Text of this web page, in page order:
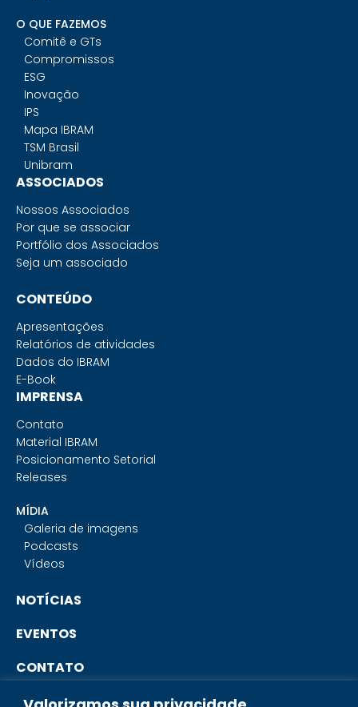
O QUE FAZEMOS
Comitê e GTs
Compromissos
ESG
Inovação
IPS
Mapa IBRAM
TSM Brasil
Unibram
ASSOCIADOS
Nossos Associados
Por que se associar
Portfólio dos Associados
Seja um associado
CONTEÚDO
Apresentações
Relatórios de atividades
Dados do IBRAM
E-Book
IMPRENSA
Contato
Material IBRAM
Posicionamento Setorial
Releases
MÍDIA
Galeria de imagens
Podcasts
Vídeos
NOTÍCIAS
EVENTOS
CONTATO